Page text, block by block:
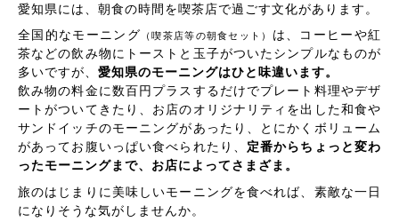
愛知県には、朝食の時間を喫茶店で過ごす文化があります。
全国的なモーニング （喫茶店等の朝食セット）
は、コーヒーや紅
茶などの飲み物にトーストと玉子がついたシンプルなものが
多いですが、 愛知県のモーニングはひと味違います。
飲み物の料金に数百円プラスするだけでプレート料理やデザ
ートがついてきたり、お店のオリジナリティを出した和食や
サンドイッチのモーニングがあったり、とにかくボリューム
があってお腹いっぱい食べられたり、 定番からちょっと変わ
ったモーニングまで、お店によってさまざま。
旅のはじまりに美味しいモーニングを食べれば、素敵な一日
になりそうな気がしませんか。